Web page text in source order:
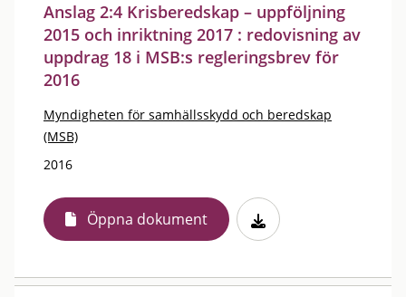
Anslag 2:4 Krisberedskap – uppföljning
2015 och inriktning 2017 : redovisning av
uppdrag 18 i MSB:s regleringsbrev för
2016
Myndigheten för samhällsskydd och beredskap
(MSB)
2016
Öppna dokument